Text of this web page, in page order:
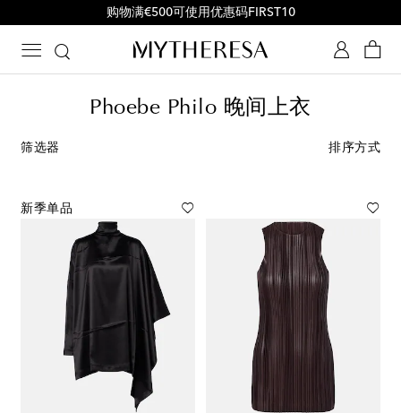
购物满€500可使用优惠码FIRST10
Phoebe Philo 晚间上衣
筛选器 排序方式
新季单品